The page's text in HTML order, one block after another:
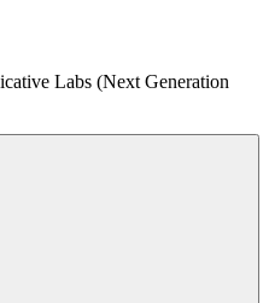
Labs (Next Generation